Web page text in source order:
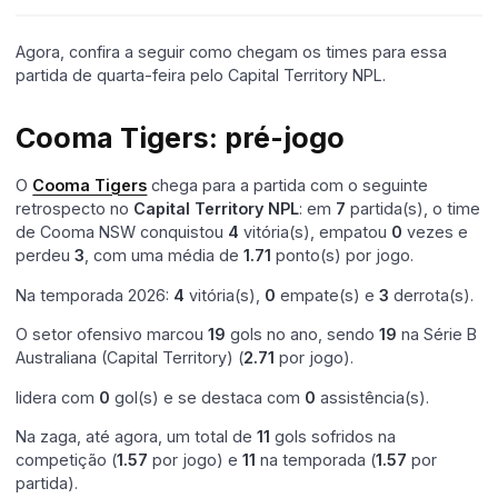
Agora, confira a seguir como chegam os times para essa
partida de quarta-feira pelo Capital Territory NPL.
Cooma Tigers: pré-jogo
O Cooma Tigers chega para a partida com o seguinte
retrospecto no Capital Territory NPL: em 7 partida(s), o time
de Cooma NSW conquistou 4 vitória(s), empatou 0 vezes e
perdeu3, com uma média de1.71 ponto(s) por jogo.
Na temporada 2026: 4 vitória(s), 0 empate(s) e3 derrota(s).
O setor ofensivo marcou19 gols no ano, sendo19 na Série B
Australiana (Capital Territory) (2.71 por jogo).
lidera com 0 gol(s) e se destaca com 0 assistência(s).
Na zaga, até agora, um total de11 gols sofridos na
competição (1.57 por jogo) e11 na temporada (1.57 por
partida).